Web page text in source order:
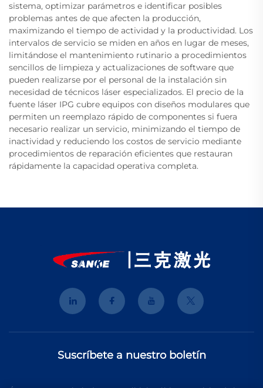
sistema, optimizar parámetros e identificar posibles
problemas antes de que afecten la producción,
maximizando el tiempo de actividad y la productividad. Los
intervalos de servicio se miden en años en lugar de meses,
limitándose el mantenimiento rutinario a procedimientos
sencillos de limpieza y actualizaciones de software que
pueden realizarse por el personal de la instalación sin
necesidad de técnicos láser especializados. El precio de la
fuente láser IPG cubre equipos con diseños modulares que
permiten un reemplazo rápido de componentes si fuera
necesario realizar un servicio, minimizando el tiempo de
inactividad y reduciendo los costos de servicio mediante
procedimientos de reparación eficientes que restauran
rápidamente la capacidad operativa completa.
Suscríbete a nuestro boletín